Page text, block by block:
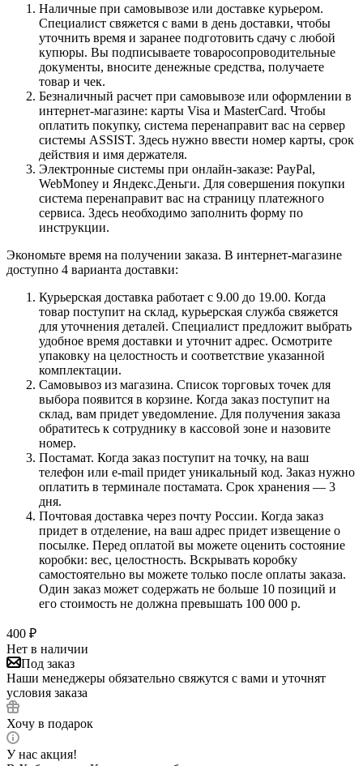
Наличные при самовывозе или доставке курьером.
Специалист свяжется с вами в день доставки, чтобы
уточнить время и заранее подготовить сдачу с любой
купюры. Вы подписываете товаросопроводительные
документы, вносите денежные средства, получаете
товар и чек.
Безналичный расчет при самовывозе или оформлении в
интернет-магазине: карты Visa и MasterCard. Чтобы
оплатить покупку, система перенаправит вас на сервер
системы ASSIST. Здесь нужно ввести номер карты, срок
действия и имя держателя.
Электронные системы при онлайн-заказе: PayPal,
WebMoney и Яндекс.Деньги. Для совершения покупки
система перенаправит вас на страницу платежного
сервиса. Здесь необходимо заполнить форму по
инструкции.
Экономьте время на получении заказа. В интернет-магазине
доступно 4 варианта доставки:
Курьерская доставка работает с 9.00 до 19.00. Когда
товар поступит на склад, курьерская служба свяжется
для уточнения деталей. Специалист предложит выбрать
удобное время доставки и уточнит адрес. Осмотрите
упаковку на целостность и соответствие указанной
комплектации.
Самовывоз из магазина. Список торговых точек для
выбора появится в корзине. Когда заказ поступит на
склад, вам придет уведомление. Для получения заказа
обратитесь к сотруднику в кассовой зоне и назовите
номер.
Постамат. Когда заказ поступит на точку, на ваш
телефон или e-mail придет уникальный код. Заказ нужно
оплатить в терминале постамата. Срок хранения — 3
дня.
Почтовая доставка через почту России. Когда заказ
придет в отделение, на ваш адрес придет извещение о
посылке. Перед оплатой вы можете оценить состояние
коробки: вес, целостность. Вскрывать коробку
самостоятельно вы можете только после оплаты заказа.
Один заказ может содержать не больше 10 позиций и
его стоимость не должна превышать 100 000 р.
400 ₽
Нет в наличии
Под заказ
Наши менеджеры обязательно свяжутся с вами и уточнят
условия заказа
Хочу в подарок
У нас акция!